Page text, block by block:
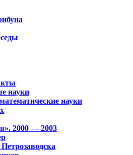
науки
науки
2000 — 2003